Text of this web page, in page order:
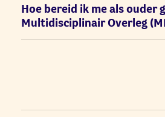
Hoe bereid ik me als ouder
Multidisciplinair Overleg